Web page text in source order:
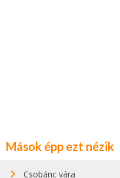
Mások épp ezt nézik
Csobánc vára